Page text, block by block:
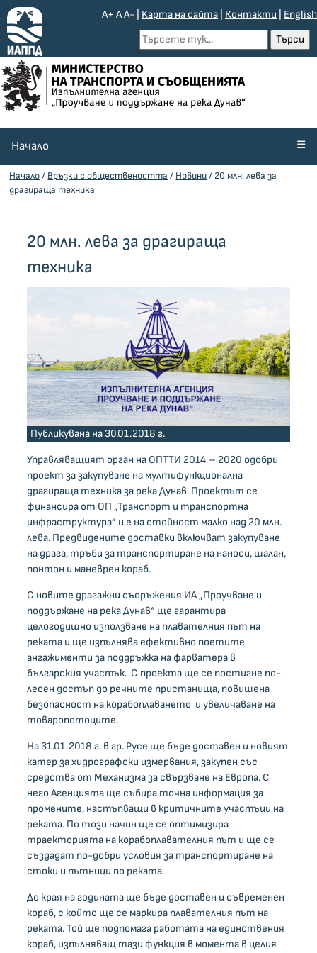
A+ AA- Kарта на сайта Контакти English
Начало ☰
Начало/ Връзки с обществеността / Новини/ 20 млн. лева за
драгираща техника
20 млн. лева за драгираща
техника
Публикувана на 30.01.2018 г.
Управляващият орган на ОПТТИ 2014 – 2020 одобри
проект за закупуване на мултифункционална
драгираща техника за река Дунав. Проектът се
финансира от ОП „Транспорт и транспортна
инфраструктура” и е на стойност малко над 20 млн.
лева. Предвидените доставки включват закупуване
на драга, тръби за транспортиране на наноси, шалан,
понтон и маневрен кораб.
С новите драгажни съоръжения ИА „Проучване и
поддържане на река Дунав“ ще гарантира
целогодишно използване на плавателния път на
реката и ще изпълнява ефективно поетите
ангажименти за поддръжка на фарватера в
българския участък. С проекта ще се постигне по-
лесен достъп до речните пристанища, повишена
безопасност на корабоплаването и увеличаване на
товаропотоците.
На 31.01.2018 г. в гр. Русе ще бъде доставен и новият
катер за хидрографски измервания, закупен със
средства от Механизма за свързване на Европа. С
него Агенцията ще събира точна информация за
промените, настъпващи в критичните участъци на
реката. По този начин ще се оптимизира
траекторията на корабоплавателния път и ще се
създадат по-добри условия за транспортиране на
стоки и пътници по реката.
До края на годината ще бъде доставен и съвременен
кораб, с който ще се маркира плавателния път на
реката. Той ще подпомага работата на единствения
кораб, изпълняващ тази функция в момента в целия